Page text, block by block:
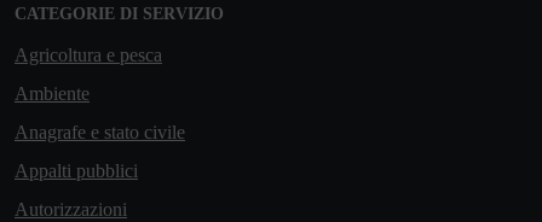
CATEGORIE DI SERVIZIO
Agricoltura e pesca
Ambiente
Anagrafe e stato civile
Appalti pubblici
Autorizzazioni